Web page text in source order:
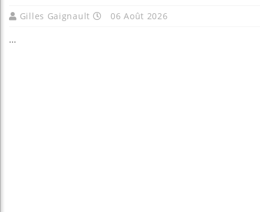
Gilles Gaignault 06 Août 2026
...